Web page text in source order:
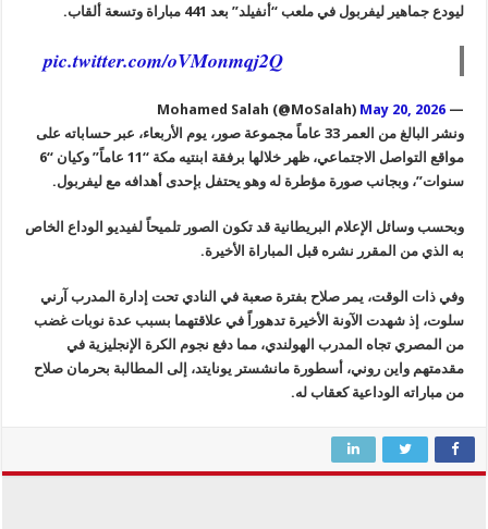
ليودع جماهير ليفربول في ملعب “أنفيلد” بعد 441 مباراة وتسعة ألقاب.
pic.twitter.com/oVMonmqj2Q
— Mohamed Salah (@MoSalah)
May 20, 2026
ونشر البالغ من العمر 33 عاماً مجموعة صور، يوم الأربعاء، عبر حساباته على
مواقع التواصل الاجتماعي، ظهر خلالها برفقة ابنتيه مكة “11 عاماً” وكيان “6
سنوات”، وبجانب صورة مؤطرة له وهو يحتفل بإحدى أهدافه مع ليفربول.
وبحسب وسائل الإعلام البريطانية قد تكون الصور تلميحاً لفيديو الوداع الخاص
به الذي من المقرر نشره قبل المباراة الأخيرة.
وفي ذات الوقت، يمر صلاح بفترة صعبة في النادي تحت إدارة المدرب آرني
سلوت، إذ شهدت الآونة الأخيرة تدهوراً في علاقتهما بسبب عدة نوبات غضب
من المصري تجاه المدرب الهولندي، مما دفع نجوم الكرة الإنجليزية في
مقدمتهم واين روني، أسطورة مانشستر يونايتد، إلى المطالبة بحرمان صلاح
من مباراته الوداعية كعقاب له.